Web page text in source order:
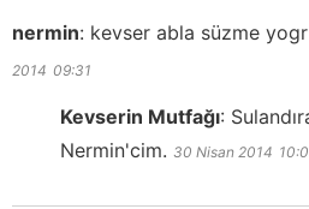
nermin: kevser abla süzme
2014 09:31
Kevserin Mutfağı:
Nermin'cim. 30 Nisan 2014